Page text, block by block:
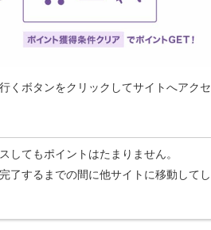
くボタンをクリックしてサイトへアクセ
てもポイントはたまりません。
了するまでの間に他サイトに移動してし